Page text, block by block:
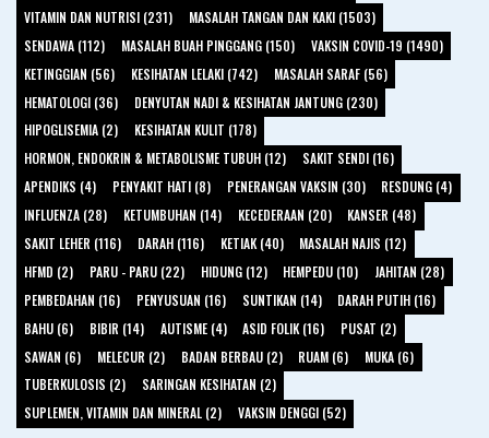
VITAMIN DAN NUTRISI (231)
MASALAH TANGAN DAN KAKI (1503)
SENDAWA (112)
MASALAH BUAH PINGGANG (150)
VAKSIN COVID-19 (1490)
KETINGGIAN (56)
KESIHATAN LELAKI (742)
MASALAH SARAF (56)
HEMATOLOGI (36)
DENYUTAN NADI & KESIHATAN JANTUNG (230)
HIPOGLISEMIA (2)
KESIHATAN KULIT (178)
HORMON, ENDOKRIN & METABOLISME TUBUH (12)
SAKIT SENDI (16)
APENDIKS (4)
PENYAKIT HATI (8) PENERANGAN VAKSIN (30)
RESDUNG (4)
INFLUENZA (28)
KETUMBUHAN (14) KECEDERAAN (20)
KANSER (48)
SAKIT LEHER (116)
DARAH (116) KETIAK (40)
MASALAH NAJIS (12)
HFMD (2)
PARU - PARU (22) HIDUNG (12) HEMPEDU (10)
JAHITAN (28)
PEMBEDAHAN (16)
PENYUSUAN (16) SUNTIKAN (14)
DARAH PUTIH (16)
BAHU (6)
BIBIR (14) AUTISME (4) ASID FOLIK (16)
PUSAT (2)
SAWAN (6)
MELECUR (2) BADAN BERBAU (2) RUAM (6)
MUKA (6)
TUBERKULOSIS (2)
SARINGAN KESIHATAN (2)
SUPLEMEN, VITAMIN DAN MINERAL (2)
VAKSIN DENGGI (52)